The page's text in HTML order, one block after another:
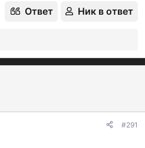
Ответ Ник в ответ
#291